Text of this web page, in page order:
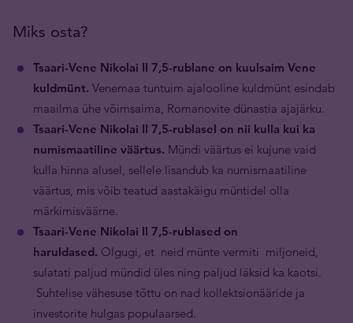
Miks osta?
Tsaari-Vene Nikolai II 7,5-rublane on kuulsaim Vene
kuldmünt. Venemaa tuntuim ajalooline kuldmünt esindab
maailma ühe võimsaima, Romanovite dünastia ajajärku.
Tsaari-Vene Nikolai II 7,5-rublasel on nii kulla kui ka
numismaatiline väärtus. Mündi väärtus ei kujune vaid
kulla hinna alusel, sellele lisandub ka numismaatiline
väärtus, mis võib teatud aastakäigu müntidel olla
märkimisväärne.
Tsaari-Vene Nikolai II 7,5-rublased on
haruldased. Olgugi, et neid münte vermiti miljoneid,
sulatati paljud mündid üles ning paljud läksid ka kaotsi.
Suhtelise vähesuse tõttu on nad kollektsionääride ja
investorite hulgas populaarsed.